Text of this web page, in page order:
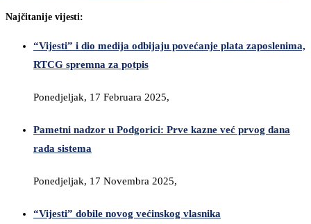
Najčitanije vijesti:
“Vijesti” i dio medija odbijaju povećanje plata zaposlenima,
RTCG spremna za potpis
Ponedjeljak, 17 Februara 2025,
Pametni nadzor u Podgorici: Prve kazne već prvog dana
rada sistema
Ponedjeljak, 17 Novembra 2025,
“Vijesti” dobile novog većinskog vlasnika